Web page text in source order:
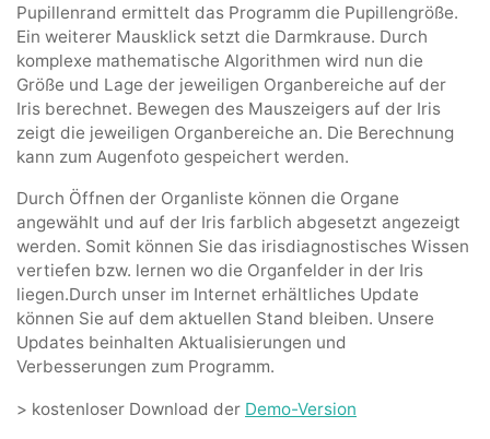
Pupillenrand ermittelt das Programm die Pupillengröße.
Ein weiterer Mausklick setzt die Darmkrause. Durch
komplexe mathematische Algorithmen wird nun die
Größe und Lage der jeweiligen Organbereiche auf der
Iris berechnet. Bewegen des Mauszeigers auf der Iris
zeigt die jeweiligen Organbereiche an. Die Berechnung
kann zum Augenfoto gespeichert werden.
Durch Öffnen der Organliste können die Organe
angewählt und auf der Iris farblich abgesetzt angezeigt
werden. Somit können Sie das irisdiagnostisches Wissen
vertiefen bzw. lernen wo die Organfelder in der Iris
liegen.Durch unser im Internet erhältliches Update
können Sie auf dem aktuellen Stand bleiben. Unsere
Updates beinhalten Aktualisierungen und
Verbesserungen zum Programm.
> kostenloser Download der Demo-Version